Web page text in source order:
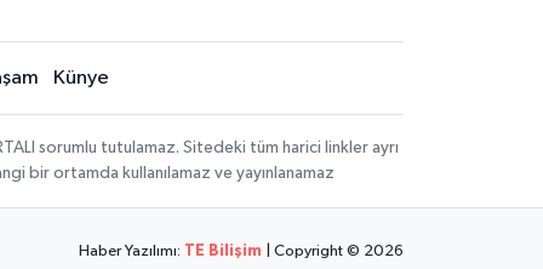
Künye
sorumlu tutulamaz. Sitedeki tüm harici linkler ayrı
bir ortamda kullanılamaz ve yayınlanamaz
Haber Yazılımı: TE Bilişim | Copyright © 2026